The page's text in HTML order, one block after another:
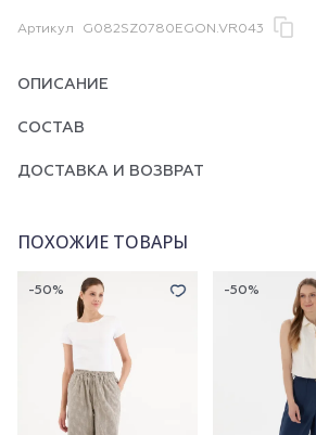
Артикул G082SZ0780EGON.VR043
ОПИСАНИЕ
СОСТАВ
ДОСТАВКА И ВОЗВРАТ
ПОХОЖИЕ ТОВАРЫ
-50% -50%